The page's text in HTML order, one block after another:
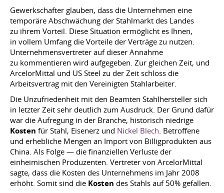
Gewerkschafter glauben, dass die Unternehmen eine
temporäre Abschwächung der Stahlmarkt des Landes
zu ihrem Vorteil. Diese Situation ermöglicht es Ihnen,
in vollem Umfang die Vorteile der Verträge zu nutzen.
Unternehmensvertreter auf dieser Annahme
zu kommentieren wird aufgegeben. Zur gleichen Zeit, und
ArcelorMittal und US Steel zu der Zeit schloss die
Arbeitsvertrag mit den Vereinigten Stahlarbeiter.
Die Unzufriedenheit mit den Beamten Stahlhersteller sich
in letzter Zeit sehr deutlich zum Ausdruck. Der Grund dafür
war die Aufregung in der Branche, historisch niedrige
Kosten für Stahl, Eisenerz und Nickel Blech. Betroffene
und erhebliche Mengen an Import von Billigprodukten aus
China. Als Folge — die finanziellen Verluste der
einheimischen Produzenten. Vertreter von ArcelorMittal
sagte, dass die Kosten des Unternehmens im Jahr 2008
erhöht. Somit sind die Kosten des Stahls auf 50% gefallen.